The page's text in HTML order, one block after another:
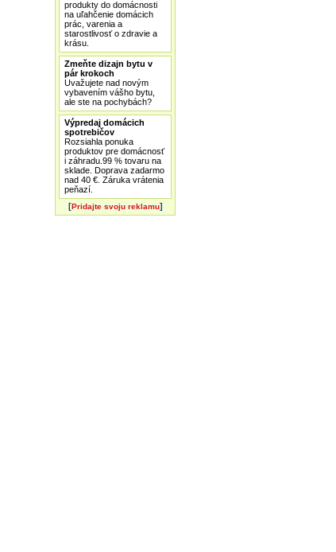
produkty do domácnosti
na uľahčenie domácich
prác, varenia a
starostlivosť o zdravie a
krásu.
Zmeňte dizajn bytu v
pár krokoch
Uvažujete nad novým
vybavením vášho bytu,
ale ste na pochybách?
Výpredaj domácich
spotrebičov
Rozsiahla ponuka
produktov pre domácnosť
i záhradu.99 % tovaru na
sklade. Doprava zadarmo
nad 40 €. Záruka vrátenia
peňazí.
[Pridajte svoju reklamu]